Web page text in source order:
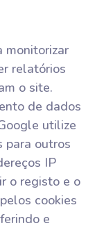
monitorizar
relatórios
o site.
de dados
utilize
para outros
IP
o registo e o
cookies
e